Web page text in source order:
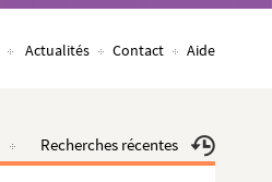
Actualités Contact Aide
Recherches récentes